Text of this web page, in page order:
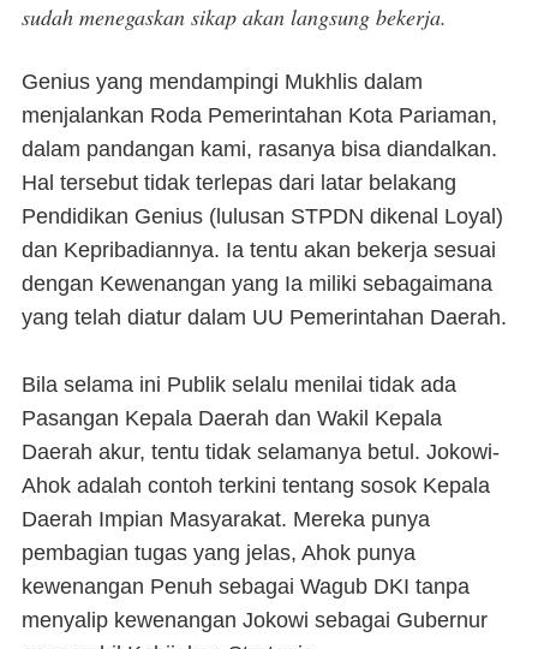
sudah menegaskan sikap akan langsung bekerja.
Genius yang mendampingi Mukhlis dalam
menjalankan Roda Pemerintahan Kota Pariaman,
dalam pandangan kami, rasanya bisa diandalkan.
Hal tersebut tidak terlepas dari latar belakang
Pendidikan Genius (lulusan STPDN dikenal Loyal)
dan Kepribadiannya. Ia tentu akan bekerja sesuai
dengan Kewenangan yang Ia miliki sebagaimana
yang telah diatur dalam UU Pemerintahan Daerah.
Bila selama ini Publik selalu menilai tidak ada
Pasangan Kepala Daerah dan Wakil Kepala
Daerah akur, tentu tidak selamanya betul. Jokowi-
Ahok adalah contoh terkini tentang sosok Kepala
Daerah Impian Masyarakat. Mereka punya
pembagian tugas yang jelas, Ahok punya
kewenangan Penuh sebagai Wagub DKI tanpa
menyalip kewenangan Jokowi sebagai Gubernur